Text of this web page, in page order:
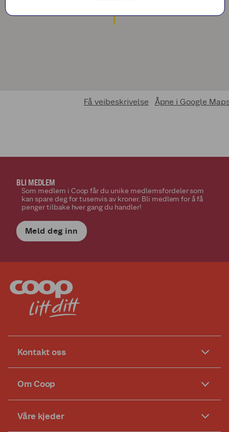
Få veibeskrivelse Åpne i Google
BLI MEDLEM
Som medlem i Coop får du unike medlemsfordeler som
kan spare deg for tusenvis av kroner. Bli medlem for å få
penger tilbake hver gang du handler!
Meld deg inn
Kontakt oss
Om Coop
Våre kjeder